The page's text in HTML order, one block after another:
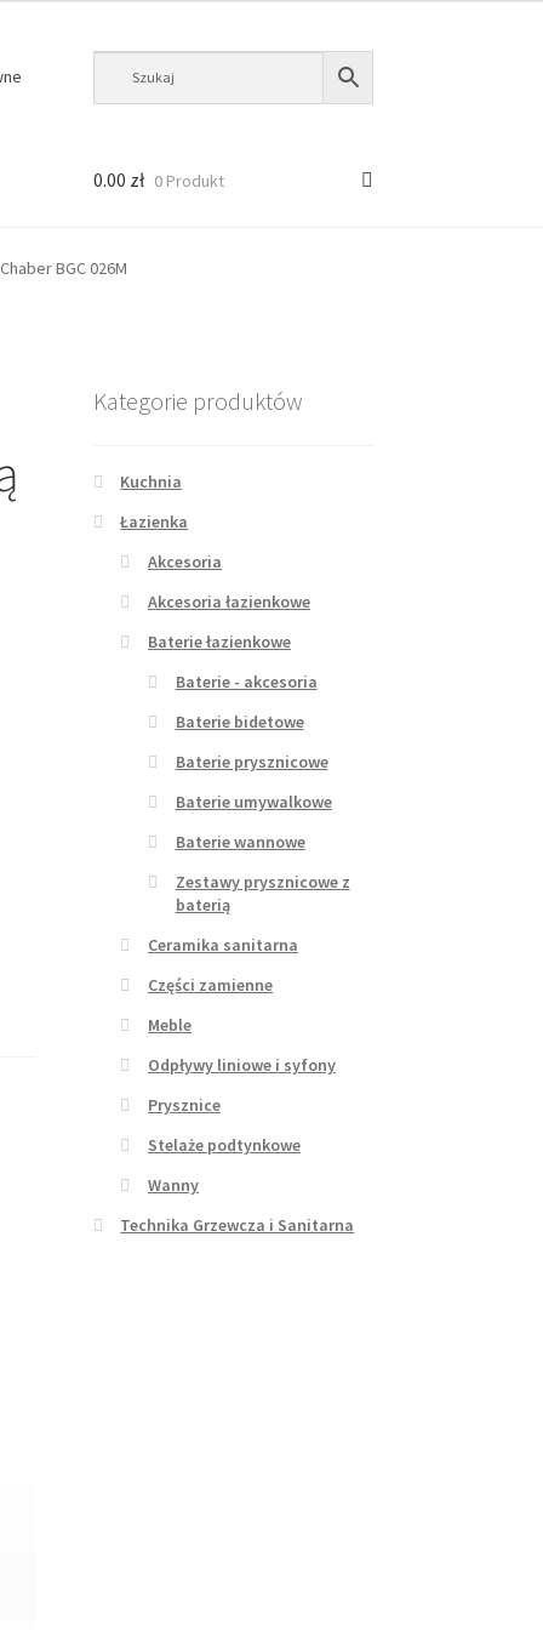
0.00 zł 0 Produkt
BGC 026M
Kategorie produktów
Kuchnia
Łazienka
Akcesoria
Akcesoria łazienkowe
Baterie łazienkowe
Baterie - akcesoria
Baterie bidetowe
Baterie prysznicowe
Baterie umywalkowe
Baterie wannowe
Zestawy prysznicowe z
baterią
Ceramika sanitarna
Części zamienne
Meble
Odpływy liniowe i syfony
Prysznice
Stelaże podtynkowe
Wanny
Technika Grzewcza i Sanitarna